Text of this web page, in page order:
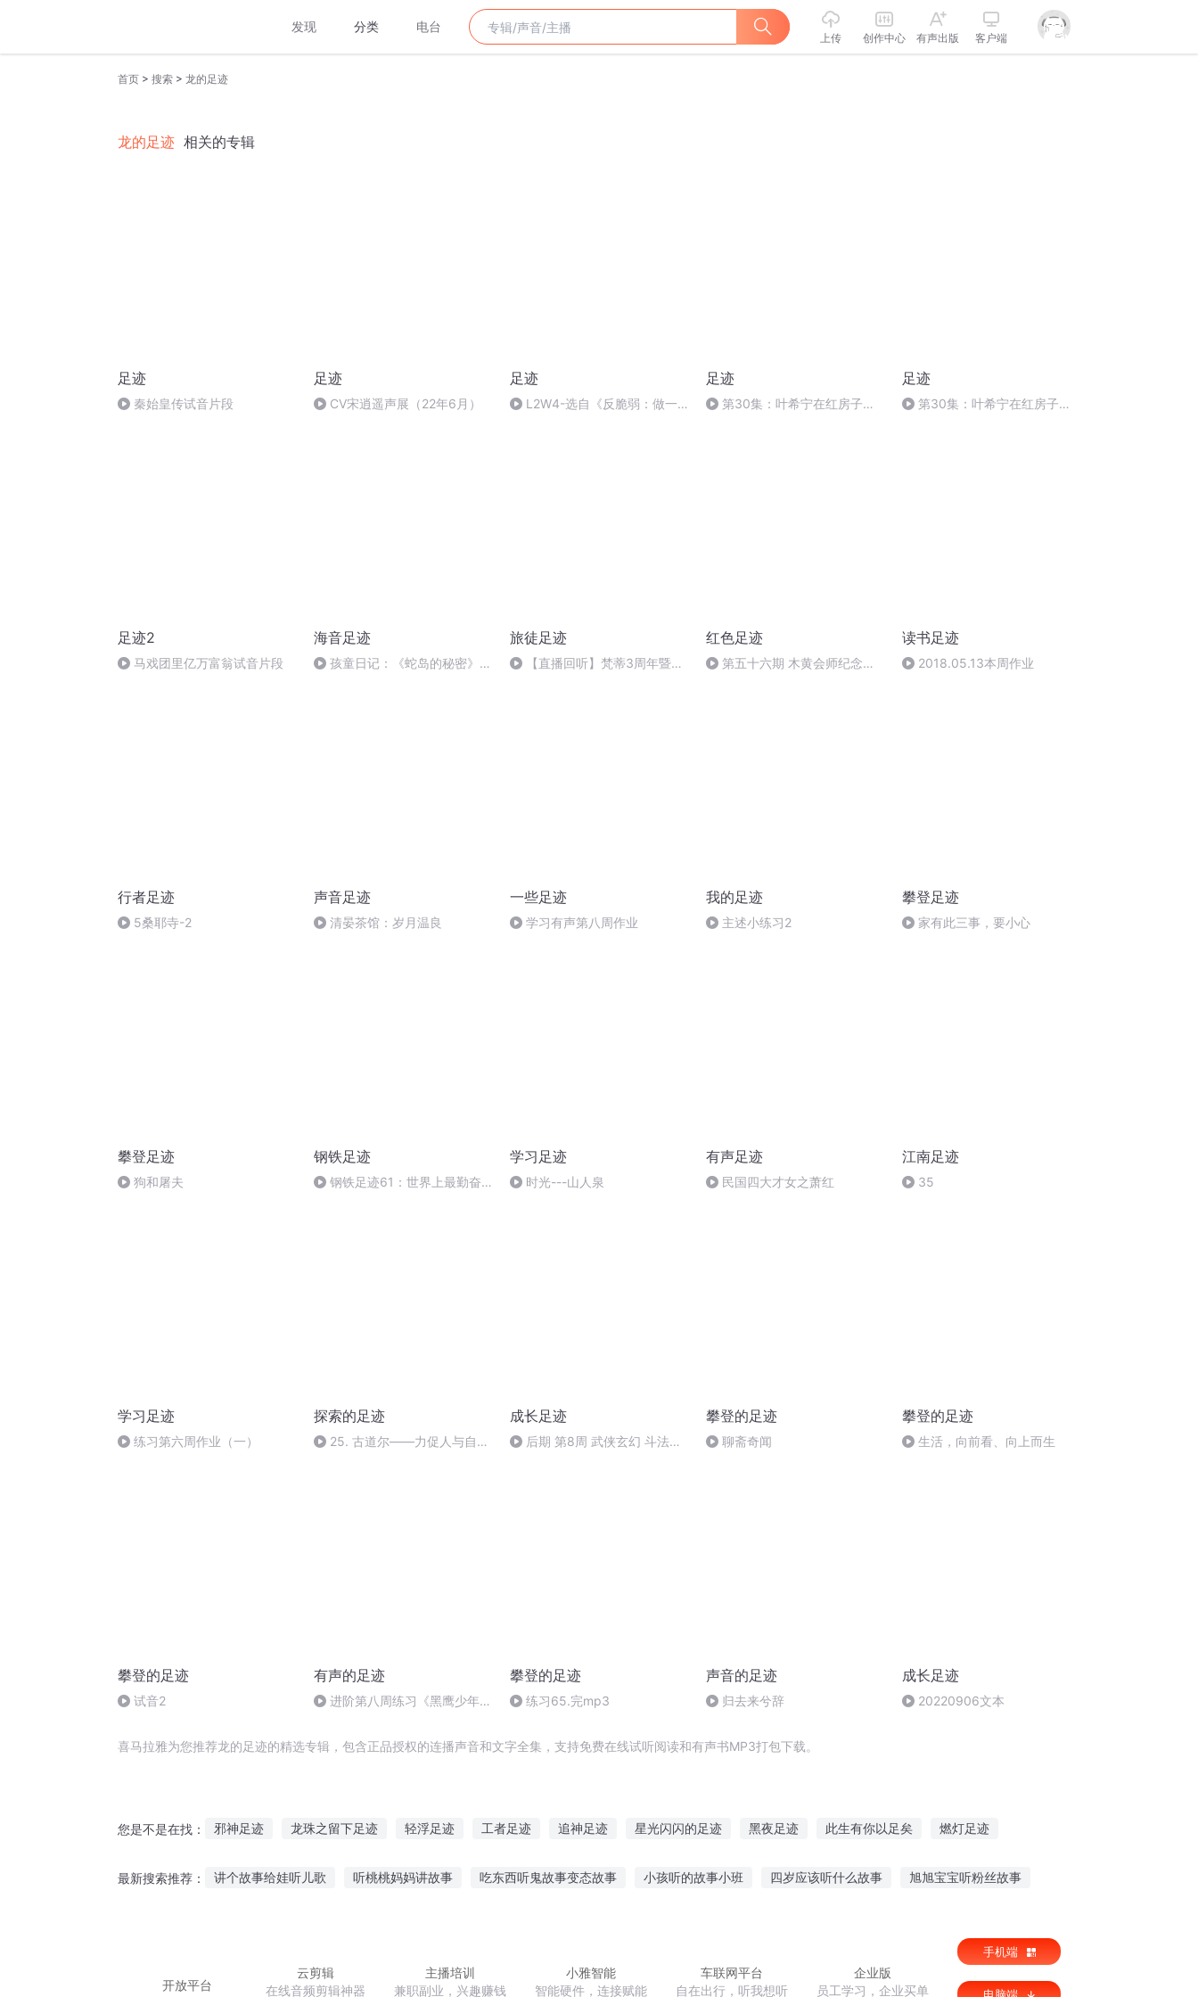
发现 分类 电台
上传 创作中心 有声出版 客户端
首页 > 搜索 > 龙的足迹
龙的足迹 相关的专辑
足迹
秦始皇传试音片段
足迹
CV宋逍遥声展（22年6月）
足迹
L2W4-选自《反脆弱：做一
足迹
第30集：叶希宁在红房子与
足迹
第30集：叶希宁在红房子与
足迹2
马戏团里亿万富翁试音片段
海音足迹
孩童日记：《蛇岛的秘密》读
旅徒足迹
【直播回听】梵蒂3周年暨生
红色足迹
第五十六期 木黄会师纪念碑
读书足迹
2018.05.13本周作业
行者足迹
5桑耶寺-2
声音足迹
清晏茶馆：岁月温良
一些足迹
学习有声第八周作业
我的足迹
主述小练习2
攀登足迹
家有此三事，要小心
攀登足迹
狗和屠夫
钢铁足迹
钢铁足迹61：世界上最勤奋
学习足迹
时光---山人泉
有声足迹
民国四大才女之萧红
江南足迹
35
学习足迹
练习第六周作业（一）
探索的足迹
25. 古道尔——力促人与自然
成长足迹
后期 第8周 武侠玄幻 斗法台
攀登的足迹
聊斋奇闻
攀登的足迹
生活，向前看、向上而生
攀登的足迹
试音2
有声的足迹
进阶第八周练习《黑鹰少年特
攀登的足迹
练习65.完mp3
声音的足迹
归去来兮辞
成长足迹
20220906文本
喜马拉雅为您推荐龙的足迹的精选专辑，包含正品授权的连播声音和文字全集，支持免费在线试听阅读和有声书MP3打包下载。
您是不是在找： 邪神足迹 龙珠之留下足迹 轻浮足迹 工者足迹 追神足迹 星光闪闪的足迹 黑夜足迹 此生有你以足矣 燃灯足迹
最新搜索推荐： 讲个故事给娃听儿歌 听桃桃妈妈讲故事 吃东西听鬼故事变态故事 小孩听的故事小班 四岁应该听什么故事 旭旭宝宝听粉丝故事
开放平台
云剪辑
在线音频剪辑神器
主播培训
兼职副业，兴趣赚钱
小雅智能
智能硬件，连接赋能
车联网平台
自在出行，听我想听
企业版
员工学习，企业买单
手机端